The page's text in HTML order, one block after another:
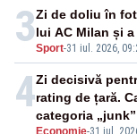
3Sport-31 iul. 2026,
Zi de doliu în
lui AC Milan și
4
Economie-31 iul.
Zi decisivă
rating de țară.
categoria „junk”